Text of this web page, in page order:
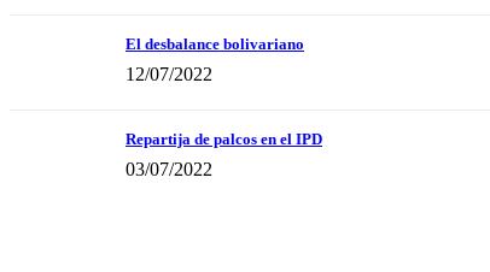
El desbalance bolivariano
12/07/2022
Repartija de palcos en el IPD
03/07/2022